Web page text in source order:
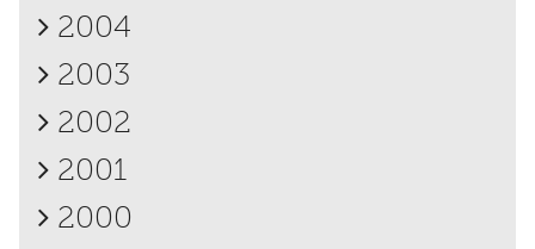
2004
2003
2002
2001
2000